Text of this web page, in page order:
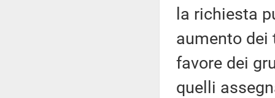
la richiesta
aumento
favore dei
quelli